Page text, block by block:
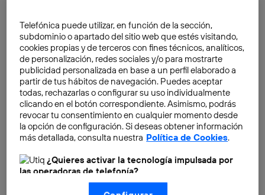
Pablo G. Bejerano
Submarine cables: major
information highways
JJ Velasco
Try Firefox OS on your
Pablo G. Bejerano
Telefónica puede utilizar, en función de la sección,
subdominio o apartado del sitio web que estés visitando,
cookies propias y de terceros con fines técnicos, analíticos,
de personalización, redes sociales y/o para mostrarte
publicidad personalizada en base a un perfil elaborado a
partir de tus hábitos de navegación. Puedes aceptar
todas, rechazarlas o configurar su uso individualmente
clicando en el botón correspondiente. Asimismo, podrás
revocar tu consentimiento en cualquier momento desde
la opción de configuración. Si deseas obtener información
más detallada, consulta nuestra Política de Cookies.
¿Quieres activar la tecnología impulsada por
las operadoras de telefonía?
Nosotros, Telefónica S.A., utilizamos la tecnología Utiq para